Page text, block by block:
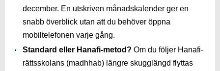
december. En utskriven månadskalender ger en
snabb överblick utan att du behöver öppna
mobiltelefonen varje gång.
Standard eller Hanafi-metod? Om du följer Hanafi-
rättsskolans (madhhab) längre skugglängd flyttas